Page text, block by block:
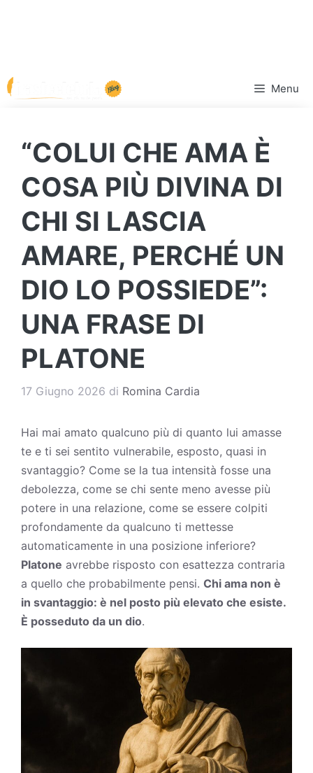
Vai
al
Menu
“COLUI CHE AMA È
COSA PIÙ DIVINA DI
CHI SI LASCIA
AMARE, PERCHÉ UN
DIO LO POSSIEDE”:
UNA FRASE DI
PLATONE
17 Giugno 2026 di Romina Cardia
Hai mai amato qualcuno più di quanto lui amasse
te e ti sei sentito vulnerabile, esposto, quasi in
svantaggio? Come se la tua intensità fosse una
debolezza, come se chi sente meno avesse più
potere in una relazione, come se essere colpiti
profondamente da qualcuno ti mettesse
automaticamente in una posizione inferiore?
Platone avrebbe risposto con esattezza contraria
a quello che probabilmente pensi. Chi ama non è
in svantaggio: è nel posto più elevato che esiste.
È posseduto da un dio.